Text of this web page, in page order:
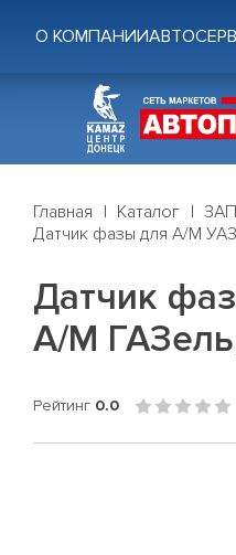
О КОМПАНИИ
Главная Каталог
Датчик фазы для А/М
Датчик
А/М
Рейтинг 0.0